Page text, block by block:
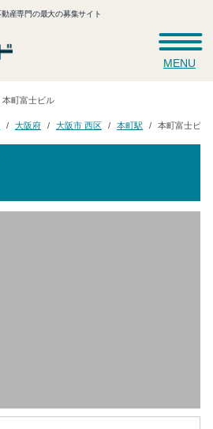
産専門の最大の募集サイト
MENU
本町富士ビル
大阪府 大阪市 西区 本町駅 本町富士ビル